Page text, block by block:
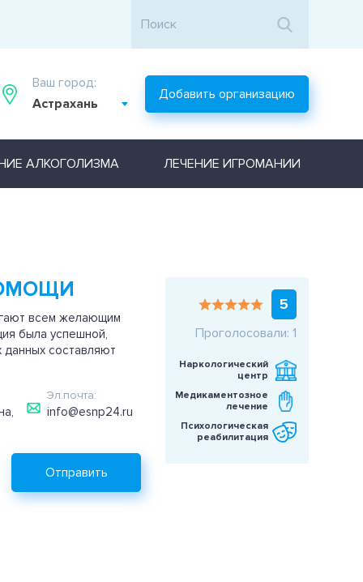
Ваш город:
Астрахань
Добавить организацию
АЛКОГОЛИЗМА ЛЕЧЕНИЕ ИГРОМАНИИ
всем желающим
была успешной,
составляют
Эл.почта:
info@esnp24.ru
Отправить
5
Проголосовали: 1
Наркологический
центр
Медикаментозное
лечение
Психологическая
реабилитация